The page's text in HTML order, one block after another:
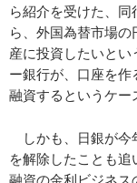
ら紹介を受けた、
ら、外国為替市場
産に投資したいとい
ー銀行が、口座を
融資するというケー
しかも、日銀が今
を解除したことも
融資の金利ビジネス